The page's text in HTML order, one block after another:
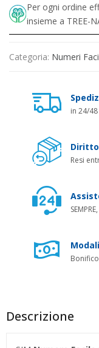
Per ogni ordine
insieme a TREE-
Categoria: Numeri
in 24/
Diritto
Resi
Descrizione